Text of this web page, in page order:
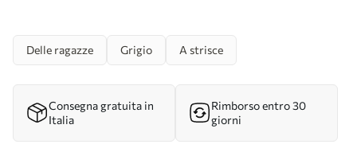
Delle ragazze Grigio A strisce
Consegna gratuita in
Italia
Rimborso entro 30
giorni